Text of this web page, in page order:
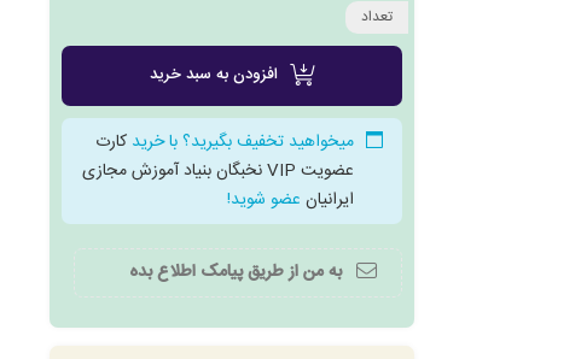
تعداد
افزودن به سبد خرید
میخواهید تخفیف بگیرید؟ با خرید کارت
عضویت VIP نخبگان بنیاد آموزش مجازی
ایرانیان عضو شوید!
به من از طریق پیامک اطلاع بده